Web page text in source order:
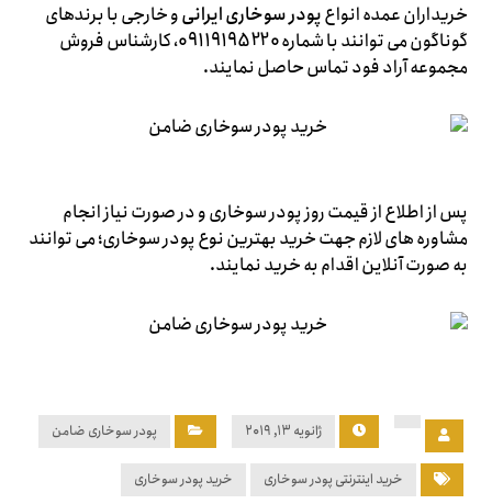
خریداران عمده انواعپودر سوخاری ایرانیو خارجی با برندهای
گوناگون می توانند با شماره09119195220، کارشناس فروش
مجموعه آراد فود تماس حاصل نمایند.
پس از اطلاع از قیمت روز پودر سوخاری و در صورت نیاز انجام
مشاوره های لازم جهت خرید بهترین نوع پودر سوخاری؛ می توانند
به صورت آنلاین اقدام به خرید نمایند.
ژانویه ۱۳, ۲۰۱۹ پودر سوخاری ضامن
خرید اینترنتی پودر سوخاری خرید پودر سوخاری